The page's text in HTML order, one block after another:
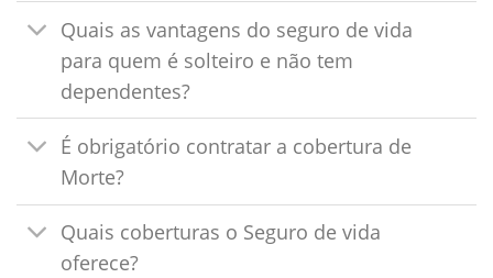
Quais as vantagens do seguro de vida
para quem é solteiro e não tem
dependentes?
É obrigatório contratar a cobertura de
Morte?
Quais coberturas o Seguro de vida
oferece?